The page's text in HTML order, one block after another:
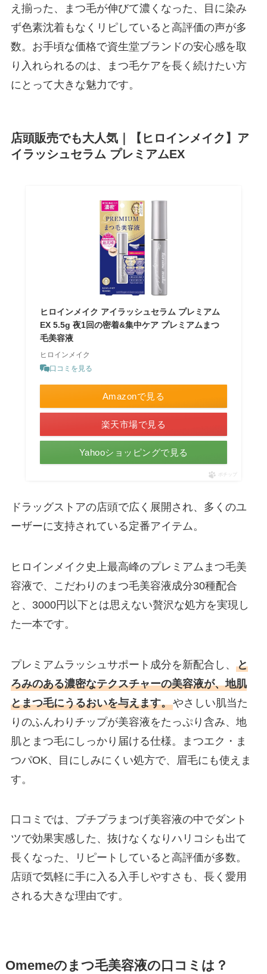
え揃った、まつ毛が伸びて濃くなった、目に染み
ず色素沈着もなくリピしていると高評価の声が多
数。お手頃な価格で資生堂ブランドの安心感を取
り入れられるのは、まつ毛ケアを長く続けたい方
にとって大きな魅力です。
店頭販売でも大人気｜【ヒロインメイク】ア
イラッシュセラム プレミアムEX
ヒロインメイク アイラッシュセラム プレミアム
EX 5.5g 夜1回の密着&集中ケア プレミアムまつ
毛美容液
ヒロインメイク
口コミを見る
Amazonで見る
楽天市場で見る
Yahooショッピングで見る
ポチップ
ドラッグストアの店頭で広く展開され、多くのユ
ーザーに支持されている定番アイテム。
ヒロインメイク史上最高峰のプレミアムまつ毛美
容液で、こだわりのまつ毛美容液成分30種配合
と、3000円以下とは思えない贅沢な処方を実現し
た一本です。
プレミアムラッシュサポート成分を新配合し、 と
ろみのある濃密なテクスチャーの美容液が、地肌
とまつ毛にうるおいを与えます。やさしい肌当た
りのふんわりチップが美容液をたっぷり含み、地
肌とまつ毛にしっかり届ける仕様。まつエク・ま
つパOK、目にしみにくい処方で、眉毛にも使えま
す。
口コミでは、プチプラまつげ美容液の中でダント
ツで効果実感した、抜けなくなりハリコシも出て
長くなった、リピートしていると高評価が多数。
店頭で気軽に手に入る入手しやすさも、長く愛用
される大きな理由です。
Omemeのまつ毛美容液の口コミは？